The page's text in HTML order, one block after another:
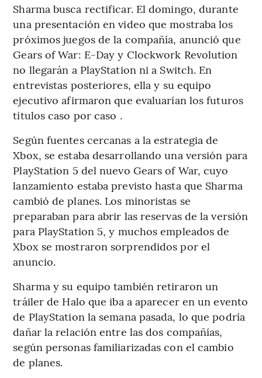
Sharma busca rectificar. El domingo, durante
una presentación en video que mostraba los
próximos juegos de la compañía, anunció que
Gears of War: E-Day y Clockwork Revolution
no llegarán a PlayStation ni a Switch. En
entrevistas posteriores, ella y su equipo
ejecutivo afirmaron que evaluarían los futuros
títulos caso por caso .
Según fuentes cercanas a la estrategia de
Xbox, se estaba desarrollando una versión para
PlayStation 5 del nuevo Gears of War, cuyo
lanzamiento estaba previsto hasta que Sharma
cambió de planes. Los minoristas se
preparaban para abrir las reservas de la versión
para PlayStation 5, y muchos empleados de
Xbox se mostraron sorprendidos por el
anuncio.
Sharma y su equipo también retiraron un
tráiler de Halo que iba a aparecer en un evento
de PlayStation la semana pasada, lo que podría
dañar la relación entre las dos compañías,
según personas familiarizadas con el cambio
de planes.